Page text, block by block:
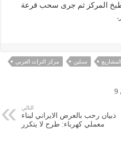
المركز ثم جرى سحب قرعة
سبلين مركز التراث العربي
علي ضاحي عبر قناة اليوم في 9
التالي
ذبيان رحب بالعرض الايراني لبناء
معملي كهرباء: طرح لا يتكرر